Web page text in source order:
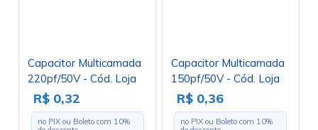
Capacitor Multicamada
220pf/50V - Cód. Loja
344
R$ 0,32
no PIX ou Boleto com 10%
Capacitor Multicamada
150pf/50V - Cód. Loja
3390
R$ 0,36
no PIX ou Boleto com 10%